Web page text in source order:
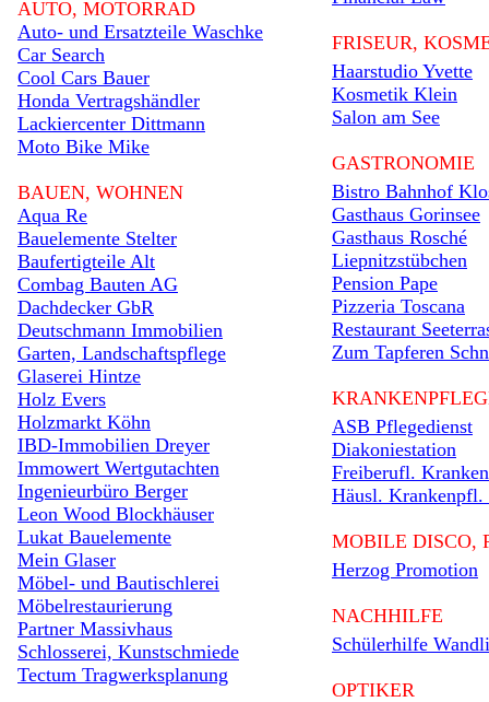
AUTO, MOTORRAD
Auto- und Ersatzteile Waschke
Car Search
Cool Cars Bauer
Honda Vertragshändler
Lackiercenter Dittmann
Moto Bike Mike
BAUEN, WOHNEN
Aqua Re
Bauelemente Stelter
Baufertigteile Alt
Combag Bauten AG
Dachdecker GbR
Deutschmann Immobilien
Garten, Landschaftspflege
Glaserei Hintze
Holz Evers
Holzmarkt Köhn
IBD-Immobilien Dreyer
Immowert Wertgutachten
Ingenieurbüro Berger
Leon Wood Blockhäuser
Lukat Bauelemente
Mein Glaser
Möbel- und Bautischlerei
Möbelrestaurierung
Partner Massivhaus
Schlosserei, Kunstschmiede
Tectum Tragwerksplanung
FRISEUR,
Haarstudio Yvette
Kosmetik Klein
Salon am See
GASTRONOMIE
Bistro Bahnhof
Gasthaus Gorinsee
Gasthaus Rosché
Liepnitzstübchen
Pension Pape
Pizzeria Toscana
Restaurant
Zum Tapferen
ASB Pflegedienst
Diakoniestation
Freiberufl.
Häusl. Krankenpfl.
MOBILE DISCO,
Herzog Promotion
NACHHILFE
Schülerhilfe
OPTIKER